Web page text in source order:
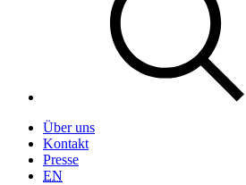
Über uns
Kontakt
Presse
EN